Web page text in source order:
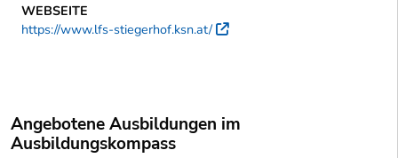
WEBSEITE
https://www.lfs-stiegerhof.ksn.at/
Externer Link
Angebotene Ausbildungen im
Ausbildungskompass